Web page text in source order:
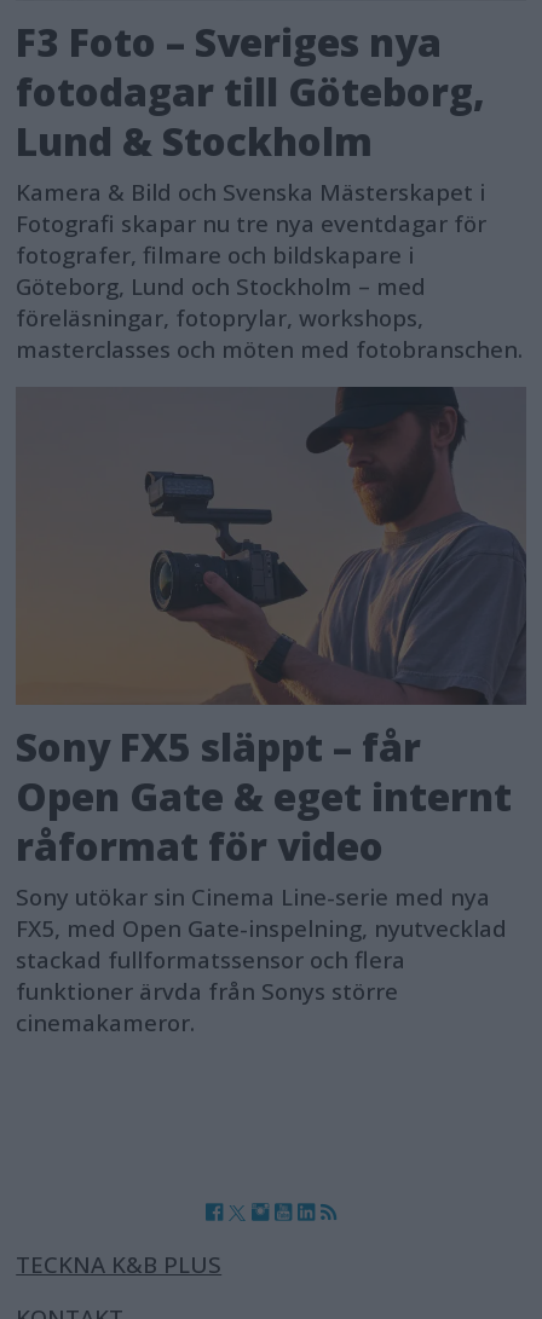
F3 Foto – Sveriges nya
fotodagar till Göteborg,
Lund & Stockholm
Kamera & Bild och Svenska Mästerskapet i
Fotografi skapar nu tre nya eventdagar för
fotografer, filmare och bildskapare i
Göteborg, Lund och Stockholm – med
föreläsningar, fotoprylar, workshops,
masterclasses och möten med fotobranschen.
Sony FX5 släppt – får
Open Gate & eget internt
råformat för video
Sony utökar sin Cinema Line-serie med nya
FX5, med Open Gate-inspelning, nyutvecklad
stackad fullformatssensor och flera
funktioner ärvda från Sonys större
cinemakameror.
TECKNA K&B PLUS